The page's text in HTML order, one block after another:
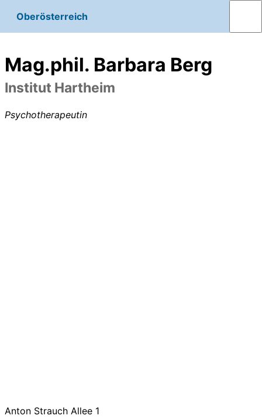
Oberösterreich
Mag.phil. Barbara Berg
Institut Hartheim
Psychotherapeutin
Anton Strauch Allee 1